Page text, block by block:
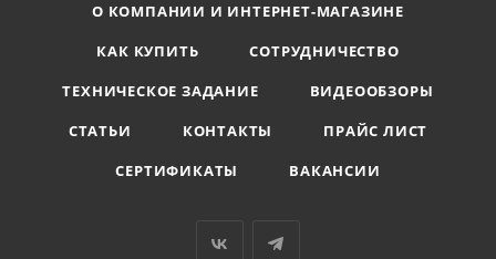
О КОМПАНИИ И ИНТЕРНЕТ-МАГАЗИНЕ
КАК КУПИТЬ
СОТРУДНИЧЕСТВО
ТЕХНИЧЕСКОЕ ЗАДАНИЕ
ВИДЕООБЗОРЫ
СТАТЬИ
КОНТАКТЫ
ПРАЙС ЛИСТ
СЕРТИФИКАТЫ
ВАКАНСИИ